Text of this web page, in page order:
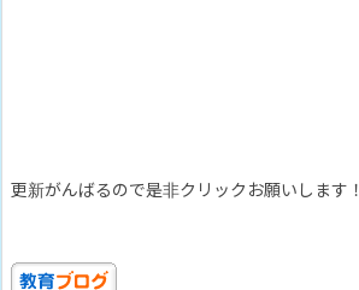
更新がんばるので是非クリックお願いします！